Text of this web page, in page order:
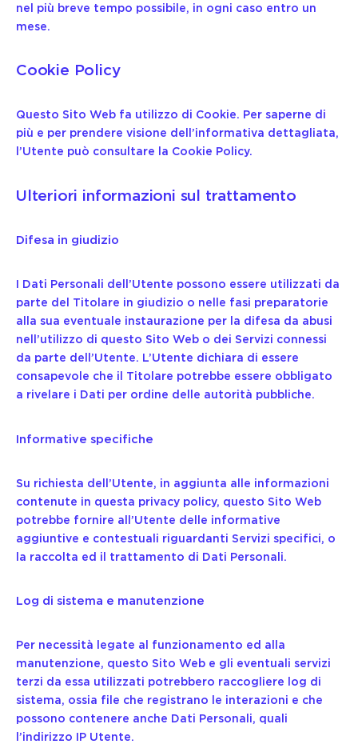
nel più breve tempo possibile, in ogni caso entro un
mese.
Cookie Policy
Questo Sito Web fa utilizzo di Cookie. Per saperne di
più e per prendere visione dell’informativa dettagliata,
l’Utente può consultare la Cookie Policy.
Ulteriori informazioni sul trattamento
Difesa in giudizio
I Dati Personali dell’Utente possono essere utilizzati da
parte del Titolare in giudizio o nelle fasi preparatorie
alla sua eventuale instaurazione per la difesa da abusi
nell’utilizzo di questo Sito Web o dei Servizi connessi
da parte dell’Utente. L’Utente dichiara di essere
consapevole che il Titolare potrebbe essere obbligato
a rivelare i Dati per ordine delle autorità pubbliche.
Informative specifiche
Su richiesta dell’Utente, in aggiunta alle informazioni
contenute in questa privacy policy, questo Sito Web
potrebbe fornire all’Utente delle informative
aggiuntive e contestuali riguardanti Servizi specifici, o
la raccolta ed il trattamento di Dati Personali.
Log di sistema e manutenzione
Per necessità legate al funzionamento ed alla
manutenzione, questo Sito Web e gli eventuali servizi
terzi da essa utilizzati potrebbero raccogliere log di
sistema, ossia file che registrano le interazioni e che
possono contenere anche Dati Personali, quali
l’indirizzo IP Utente.